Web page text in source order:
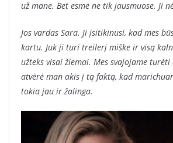
už mane. Bet esmė ne tik jausmuose. Ji
Jos vardas Sara. Ji įsitikinusi, kad mes
kartu. Juk ji turi treilerį miške ir visą
užteks visai žiemai. Mes svajojame turėti
atvėrė man akis į tą faktą, kad
tokia jau ir žalinga.